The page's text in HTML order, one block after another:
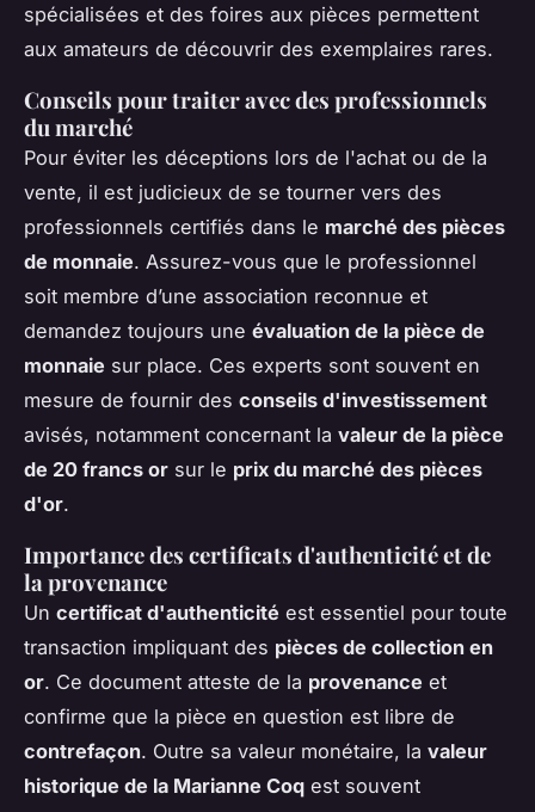
spécialisées et des foires aux pièces permettent
aux amateurs de découvrir des exemplaires rares.
Conseils pour traiter avec des professionnels
du marché
Pour éviter les déceptions lors de l'achat ou de la
vente, il est judicieux de se tourner vers des
professionnels certifiés dans le marché des pièces
de monnaie. Assurez-vous que le professionnel
soit membre d’une association reconnue et
demandez toujours une évaluation de la pièce de
monnaie sur place. Ces experts sont souvent en
mesure de fournir des conseils d'investissement
avisés, notamment concernant la valeur de la pièce
de 20 francs or sur le prix du marché des pièces
d'or.
Importance des certificats d'authenticité et de
la provenance
Un certificat d'authenticité est essentiel pour toute
transaction impliquant des pièces de collection en
or. Ce document atteste de la provenance et
confirme que la pièce en question est libre de
contrefaçon. Outre sa valeur monétaire, la valeur
historique de la Marianne Coq est souvent